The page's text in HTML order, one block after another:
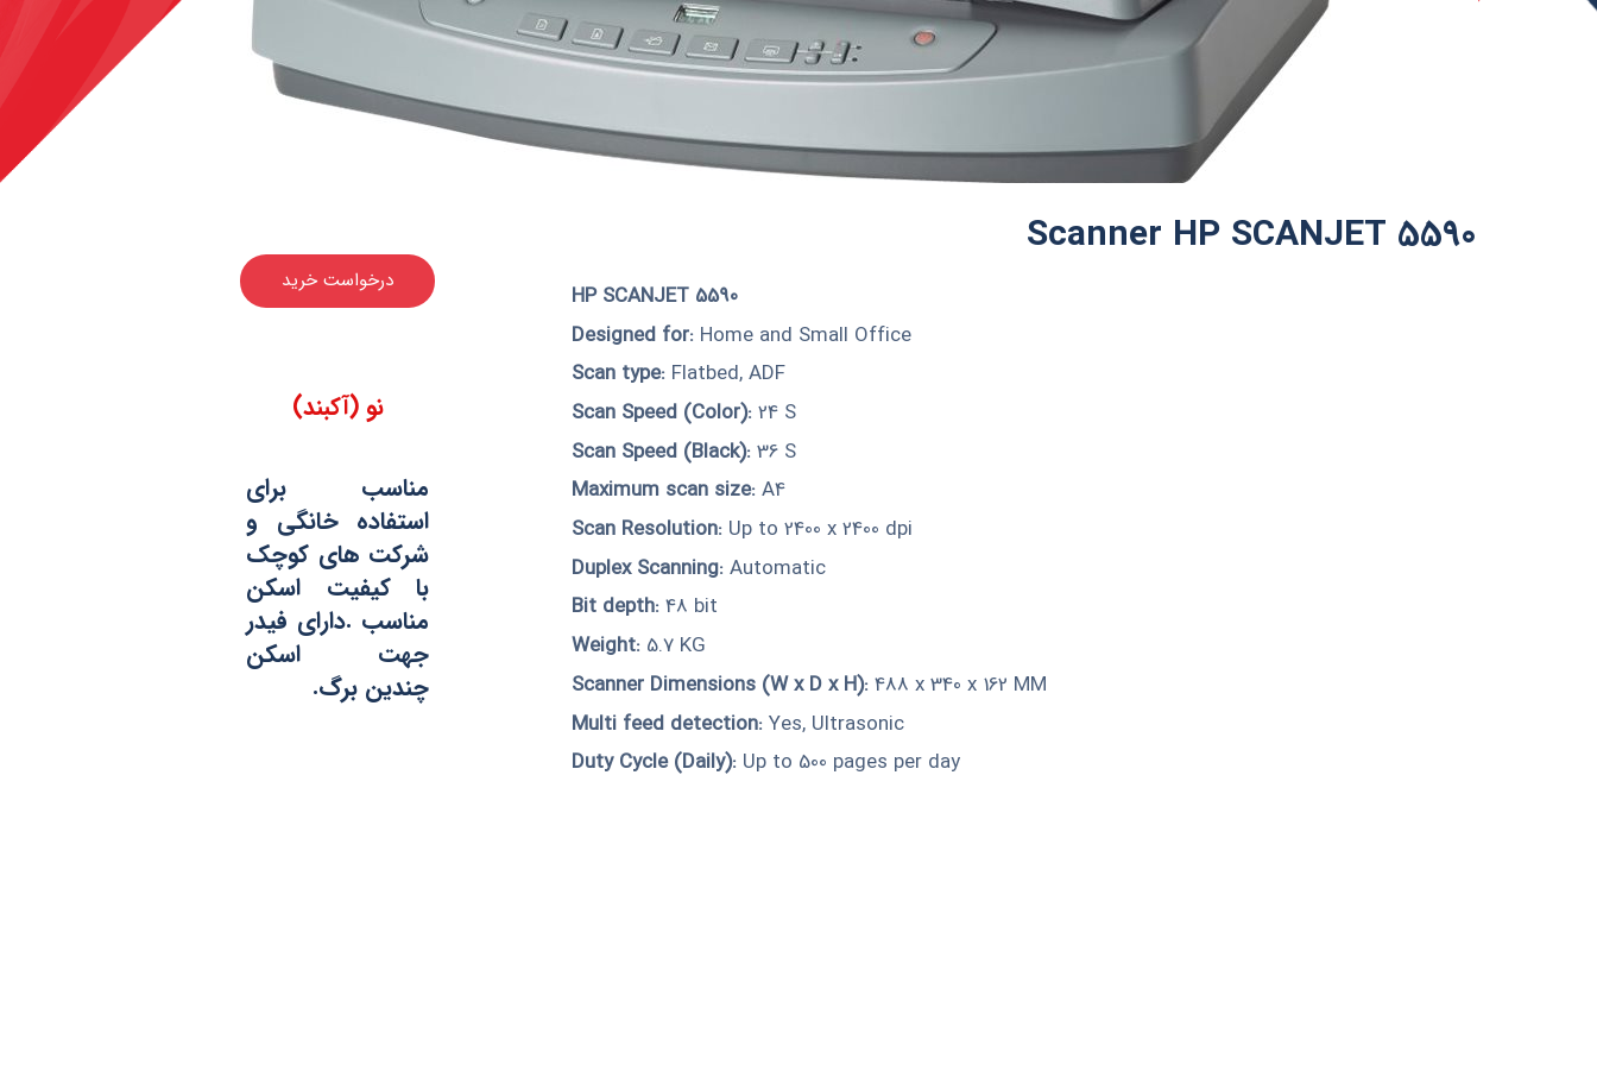
Scanner HP SCANJET 5590​​
HP SCANJET 5590
Designed for: Home and Small Office
Scan type: Flatbed, ADF
Scan Speed (Color):24 S
Scan Speed (Black):36 S
Maximum scan size:A4
Scan Resolution: Up to 2400 x 2400 dpi
Duplex Scanning:Automatic
Bit depth:48 bit
Weight: 5.7 KG
Scanner Dimensions (W x D x H):488 x 340 x 162 MM
Multi feed detection:Yes, Ultrasonic
Duty Cycle (Daily): Up to 500 pages per day
درخواست خرید
نو (آکبند)
مناسب برای
استفاده خانگی و
شرکت های کوچک
با کیفیت اسکن
مناسب .دارای فیدر
جهت اسکن
چندین برگ.